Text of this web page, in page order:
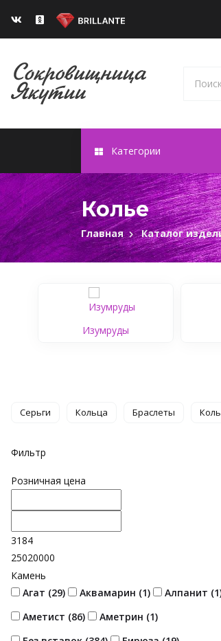
Категории
Колье
Главная Каталог
Изумруды
Серьги Кольца Браслеты
Фильтр
Розничная цена
3184
25020000
Камень
Агат (29) Аквамарин (1) Алпанит (1
Аметист (86) Аметрин (1)